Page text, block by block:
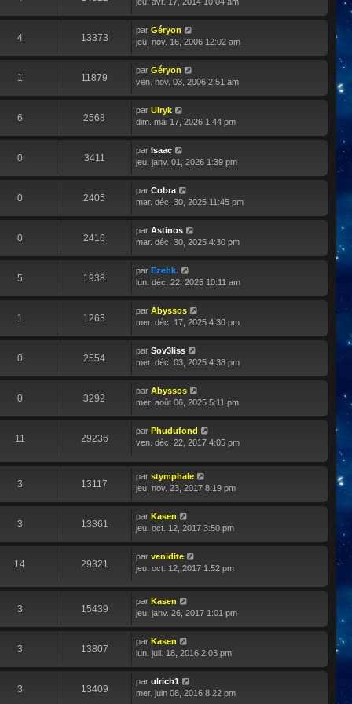
jeu. avr. 17, 2014 10:04 am
4 13373
par Géryon
jeu. nov. 16, 2006 12:02 am
1 11879
par Géryon
ven. nov. 03, 2006 2:51 am
6 2568
par Ulryk
dim. mai 17, 2026 1:44 pm
0 3411
par Isaac
jeu. janv. 01, 2026 1:39 pm
0 2405
par Cobra
mar. déc. 30, 2025 11:45 pm
0 2416
par Astinos
mar. déc. 30, 2025 4:30 pm
5 1938
par Ezehk.
lun. déc. 22, 2025 10:11 am
1 1263
par Abyssos
mer. déc. 17, 2025 4:30 pm
0 2554
par Sov3liss
mer. déc. 03, 2025 4:38 pm
0 3292
par Abyssos
mer. août 06, 2025 5:11 pm
11 29236
par Phudufond
ven. déc. 22, 2017 4:05 pm
3 13117
par stymphale
jeu. nov. 23, 2017 8:19 pm
3 13361
par Kasen
jeu. oct. 12, 2017 3:50 pm
14 29321
par venidite
jeu. oct. 12, 2017 1:52 pm
3 15439
par Kasen
jeu. janv. 26, 2017 1:01 pm
3 13807
par Kasen
lun. juil. 18, 2016 2:03 pm
3 13409
par ulrich1
mer. juin 08, 2016 8:22 pm